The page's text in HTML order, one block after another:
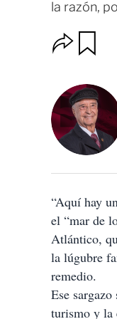
la razón,
O
p
o
n
e
s
e
c
m
a
r
t
i
r
d
“Aquí hay
el “mar de
Atlántico,
la lúgubre
remedio.
Ese
turismo y la